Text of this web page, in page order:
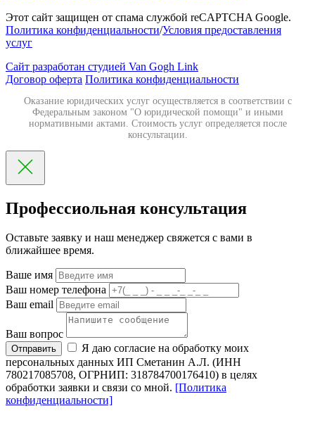
Этот сайт защищен от спама службой reCAPTCHA Google.
Политика конфиденциальности/Условия предоставления
услуг
Сайт разработан студией Van Gogh Link
Договор оферта Политика конфиденциальности
Оказание юридических услуг осуществляется в соответствии с
Федеральным законом "О юридической помощи" и иными
нормативными актами. Стоимость услуг определяется после
консультации.
Профессиольная консультация
Оставьте заявку и наш менеджер свяжется с вами в
ближайшее время.
Ваше имя
Ваш номер телефона
Ваш email
Ваш вопрос
Отправить
Я даю согласие на обработку моих
персональных данных ИП Сметанин А.Л. (ИНН
780217085708, ОГРНИП: 318784700176410) в целях
обработки заявки и связи со мной. [Политика
конфиденциальности]